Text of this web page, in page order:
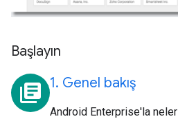
Başlayın
library_books 1. Genel bakış
Android Enterprise'la